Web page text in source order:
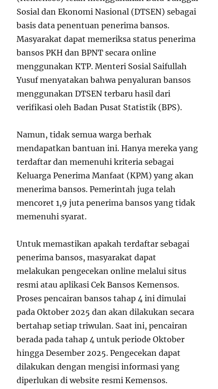
Sosial dan Ekonomi Nasional (DTSEN) sebagai
basis data penentuan penerima bansos.
Masyarakat dapat memeriksa status penerima
bansos PKH dan BPNT secara online
menggunakan KTP. Menteri Sosial Saifullah
Yusuf menyatakan bahwa penyaluran bansos
menggunakan DTSEN terbaru hasil dari
verifikasi oleh Badan Pusat Statistik (BPS).
Namun, tidak semua warga berhak
mendapatkan bantuan ini. Hanya mereka yang
terdaftar dan memenuhi kriteria sebagai
Keluarga Penerima Manfaat (KPM) yang akan
menerima bansos. Pemerintah juga telah
mencoret 1,9 juta penerima bansos yang tidak
memenuhi syarat.
Untuk memastikan apakah terdaftar sebagai
penerima bansos, masyarakat dapat
melakukan pengecekan online melalui situs
resmi atau aplikasi Cek Bansos Kemensos.
Proses pencairan bansos tahap 4 ini dimulai
pada Oktober 2025 dan akan dilakukan secara
bertahap setiap triwulan. Saat ini, pencairan
berada pada tahap 4 untuk periode Oktober
hingga Desember 2025. Pengecekan dapat
dilakukan dengan mengisi informasi yang
diperlukan di website resmi Kemensos.